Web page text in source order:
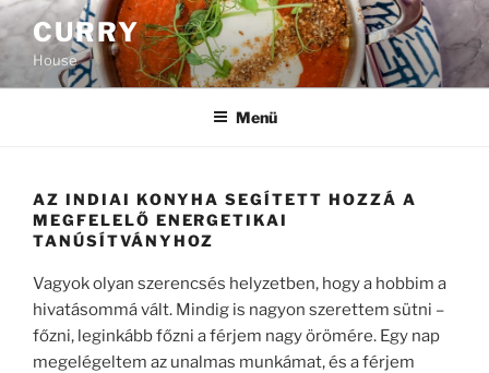
Tartalomhoz
CURRY
House
Menü
AZ INDIAI KONYHA SEGÍTETT HOZZÁ A
MEGFELELŐ ENERGETIKAI
TANÚSÍTVÁNYHOZ
Vagyok olyan szerencsés helyzetben, hogy a hobbim a
hivatásommá vált. Mindig is nagyon szerettem sütni –
főzni, leginkább főzni a férjem nagy örömére. Egy nap
megelégeltem az unalmas munkámat, és a férjem